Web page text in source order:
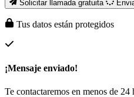
Solicitar llamada gratuita
Tus datos están protegidos
¡Mensaje enviado!
Te contactaremos en menos de 24